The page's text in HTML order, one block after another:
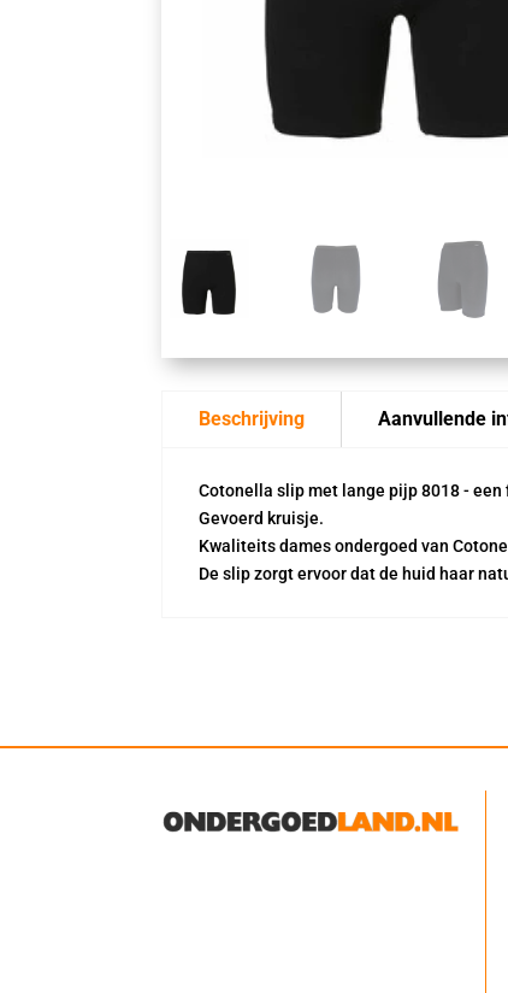
Beschrijving Aanvullende
Cotonella slip met lange pijp 8018 -
Gevoerd kruisje.
Kwaliteits dames ondergoed van
De slip zorgt ervoor dat de huid haar